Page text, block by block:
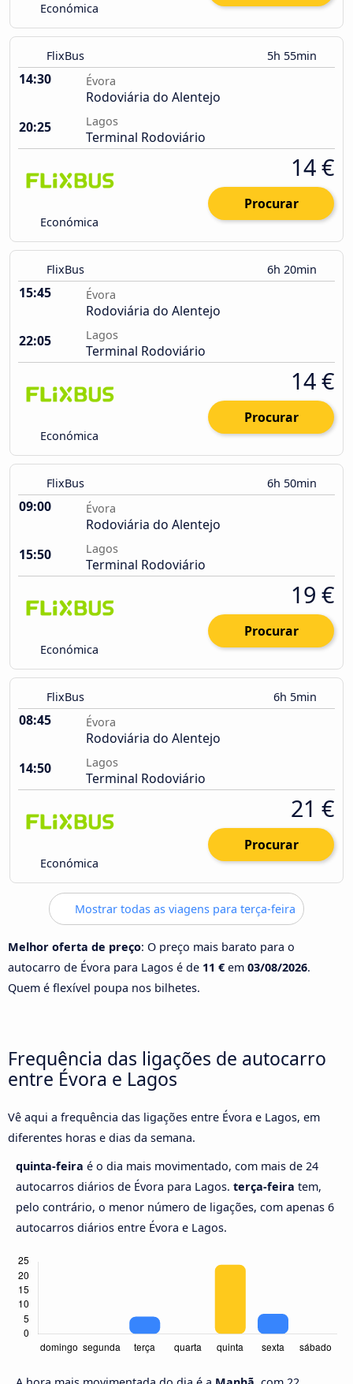
Económica
FlixBus 5h 55min
14:30 Évora
Rodoviária do Alentejo
20:25
Lagos
Terminal Rodoviário
Económica
14 €
Procurar
FlixBus 6h 20min
15:45 Évora
Rodoviária do Alentejo
22:05
Lagos
Terminal Rodoviário
Económica
14 €
Procurar
FlixBus 6h 50min
09:00 Évora
Rodoviária do Alentejo
15:50
Lagos
Terminal Rodoviário
Económica
19 €
Procurar
FlixBus 6h 5min
08:45 Évora
Rodoviária do Alentejo
14:50
Lagos
Terminal Rodoviário
Económica
21 €
Procurar
Mostrar todas as viagens para terça-feira
Melhor oferta de preço: O preço mais barato para o
autocarro de Évora para Lagos é de 11 € em 03/08/2026.
Quem é flexível poupa nos bilhetes.
Frequência das ligações de autocarro
entre Évora e Lagos
Vê aqui a frequência das ligações entre Évora e Lagos, em
diferentes horas e dias da semana.
quinta-feira é o dia mais movimentado, com mais de 24
autocarros diários de Évora para Lagos. terça-feira tem,
pelo contrário, o menor número de ligações, com apenas 6
autocarros diários entre Évora e Lagos.